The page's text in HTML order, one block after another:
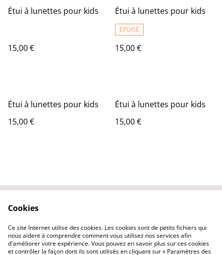
Étui à lunettes pour kids
15,00 €
Étui à lunettes pour kids
ÉPUISÉ
15,00 €
Étui à lunettes pour kids
15,00 €
Étui à lunettes pour kids
15,00 €
Politique de
confidentialité
Politique de cookies
Cookies
Ce site Internet utilise des cookies. Les cookies sont de petits fichiers qui
nous aident à comprendre comment vous utilisez nos services afin
d'améliorer votre expérience. Vous pouvez en savoir plus sur ces cookies
et contrôler la façon dont ils sont utilisés en cliquant sur « Paramètres des